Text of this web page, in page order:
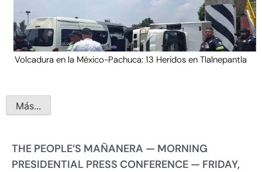
Volcadura en la México-Pachuca: 13 Heridos en Tlalnepantla
Más...
THE PEOPLE’S MAÑANERA — MORNING
PRESIDENTIAL PRESS CONFERENCE — FRIDAY,